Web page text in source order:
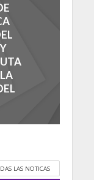
LAS NOTICAS